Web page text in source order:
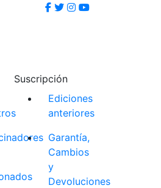
Suscripción
Ediciones
anteriores
Garantía,
Cambios
y
Devoluciones